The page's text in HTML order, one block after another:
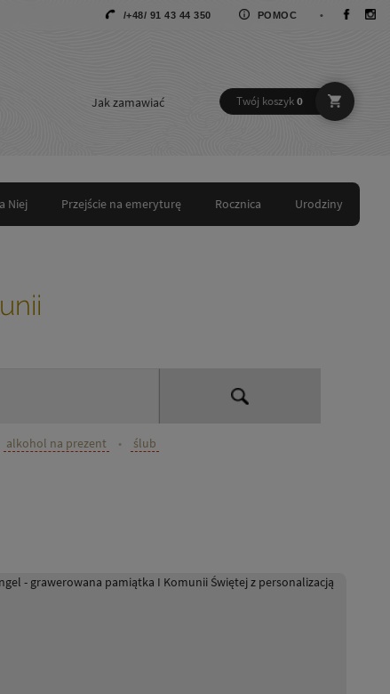
/+48/ 91 43 44 350 POMOC •
Jak zamawiać Twój koszyk0
Niej Przejście na emeryturę Rocznica Urodziny
alkohol na prezent • ślub